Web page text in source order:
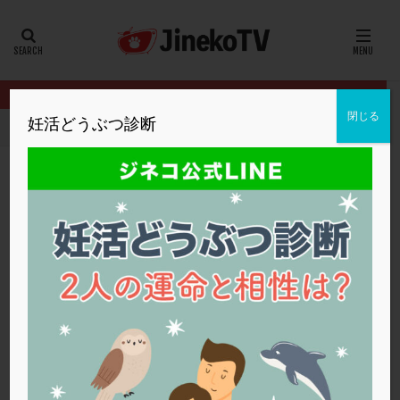
HOME クリニック別
2個移植と二段階胚移植どちらがいい？
福井ウィメンズクリニック 2個移植, 二段階胚移植,顕微授精
福井ウィメンズクリニック
妊活どうぶつ診断 閉じる
2個移植
3個移植 40代 AID
AMH
ART BMI CD138 DC胚
DFI
DHEA
E2 EMMA
EndomeTRIO検査
ERA
ERA検査 ERPeak FSH
FST
FTカテーテル
hCG IMSI
L-カルニチン
LH
LUF MD-TESE MRワクチン
MTHFR
NIPT
NK活性 NK細胞
PCOS PCOS，妊活クイズ
PCPS
PFC-FD療法
PGT-A PICSI PPOS法